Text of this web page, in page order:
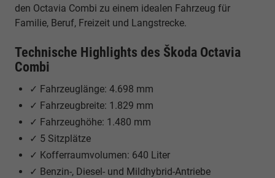
den Octavia Combi zu einem idealen Fahrzeug für
Familie, Beruf, Freizeit und Langstrecke.
Technische Highlights des Škoda Octavia
Combi
✓ Fahrzeuglänge: 4.698 mm
✓ Fahrzeugbreite: 1.829 mm
✓ Fahrzeughöhe: 1.480 mm
✓ 5 Sitzplätze
✓ Kofferraumvolumen: 640 Liter
✓ Benzin-, Diesel- und Mildhybrid-Antriebe